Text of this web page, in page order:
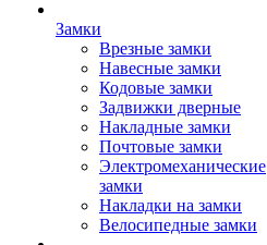
Замки
Врезные замки
Навесные замки
Кодовые замки
Задвижки дверные
Накладные замки
Почтовые замки
Электромеханические
замки
Накладки на замки
Велосипедные замки